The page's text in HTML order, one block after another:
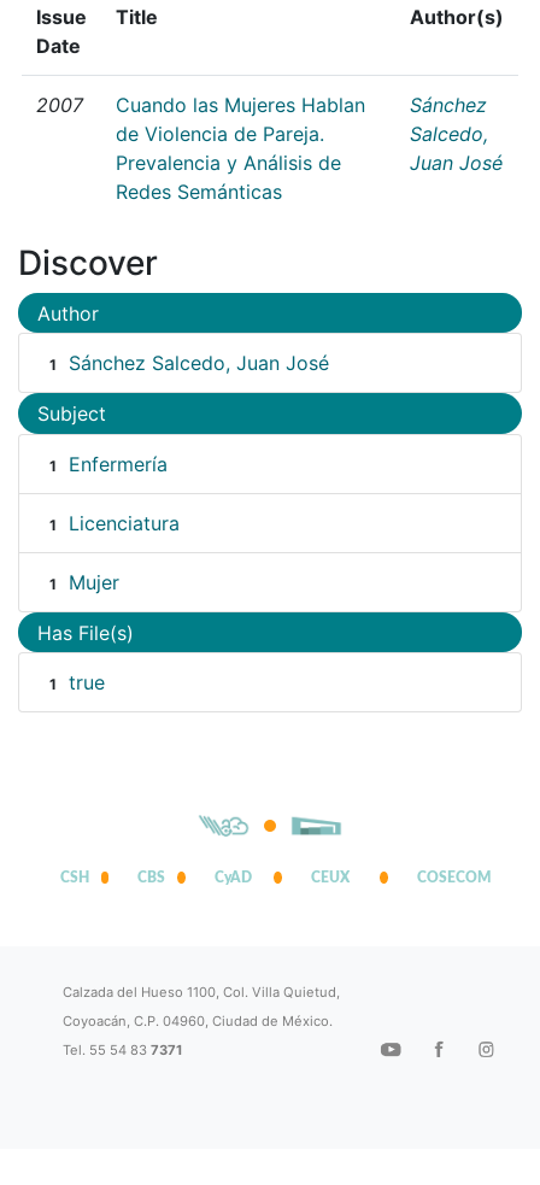
Issue
Date
Title Author(s)
2007
Cuando las Mujeres Hablan
de Violencia de Pareja.
Prevalencia y Análisis de
Redes Semánticas
Sánchez
Salcedo,
Juan José
Discover
Author
1 Sánchez Salcedo, Juan José
Subject
1 Enfermería
1 Licenciatura
1 Mujer
Has File(s)
1 true
CSH CBS CyAD CEUX COSECOM
Calzada del Hueso 1100, Col. Villa Quietud,
Coyoacán, C.P. 04960, Ciudad de México.
Tel. 55 54 837371